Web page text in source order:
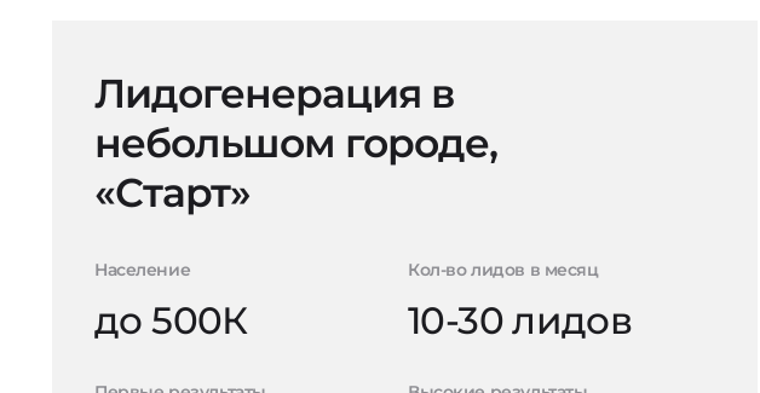
Лидогенерация в
небольшом городе,
«Старт»
Население
до 500К
Кол-во лидов в месяц
10-30 лидов